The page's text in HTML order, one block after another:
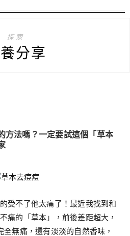
探索
分享
方法嗎？一定要試這個「草本
受不了他太痛了！最近我找到和
痛的「草本」，前後差距超大，
無痛，還有淡淡的自然香味，